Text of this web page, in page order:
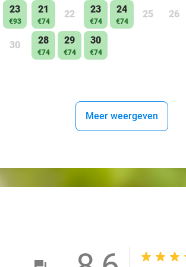
23
€93
30
21
€74
22 23
€74
24
€74
25 26
28
€74
29
€74
30
€74
Meer weergeven